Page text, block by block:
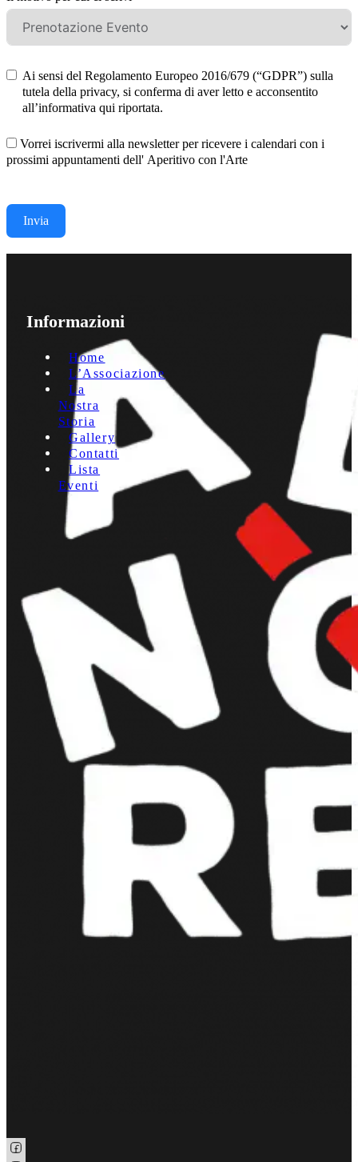
Ai sensi del Regolamento Europeo 2016/679 (“GDPR”) sulla
tutela della privacy, si conferma di aver letto e acconsentito
all’informativa qui riportata.
Vorrei iscrivermi alla newsletter per ricevere i calendari con i
prossimi appuntamenti dell' Aperitivo con l'Arte
Invia
Informazioni
Home
L’Associazione
La
Nostra
Storia
Gallery
Contatti
Lista
Eventi
Seguici su Facebook